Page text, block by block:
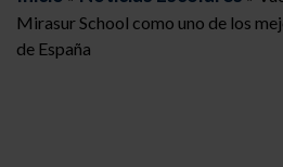
Mirasur School como uno de los
de España